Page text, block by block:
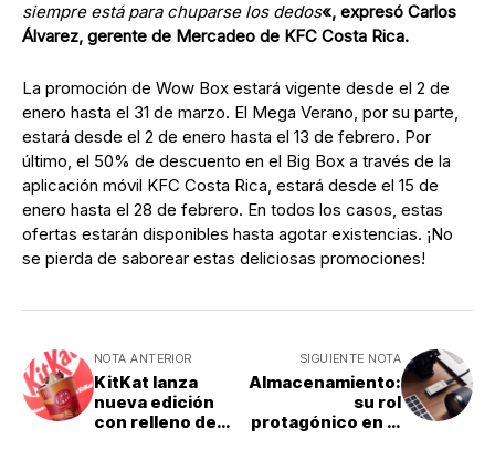
siempre está para chuparse los dedos«, expresó Carlos
Álvarez, gerente de Mercadeo de KFC Costa Rica.
La promoción de Wow Box estará vigente desde el 2 de
enero hasta el 31 de marzo. El Mega Verano, por su parte,
estará desde el 2 de enero hasta el 13 de febrero. Por
último, el 50% de descuento en el Big Box a través de la
aplicación móvil KFC Costa Rica, estará desde el 15 de
enero hasta el 28 de febrero. En todos los casos, estas
ofertas estarán disponibles hasta agotar existencias. ¡No
se pierda de saborear estas deliciosas promociones!
NOTA ANTERIOR
KitKat lanza
nueva edición
con relleno de
SIGUIENTE NOTA
Almacenamiento:
su rol
protagónico en la